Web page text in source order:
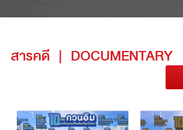
สารคดี | DOCUMENTARY